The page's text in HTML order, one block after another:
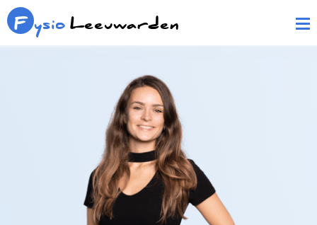
F ysioLeeuwarden